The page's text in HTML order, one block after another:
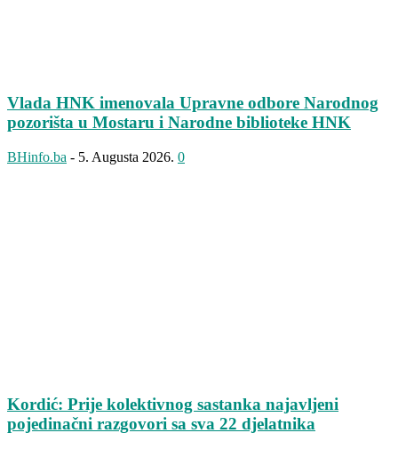
Vlada HNK imenovala Upravne odbore Narodnog
pozorišta u Mostaru i Narodne biblioteke HNK
BHinfo.ba - 5. Augusta 2026. 0
Kordić: Prije kolektivnog sastanka najavljeni
pojedinačni razgovori sa sva 22 djelatnika